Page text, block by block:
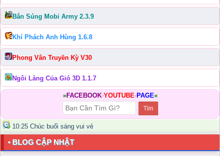
Bắn Súng Mobi Army 2.3.9
Khí Phách Anh Hùng 1.6.8
Phong Vân Truyền Kỳ V30
Ngôi Làng Của Gió 3D 1.1.7
»FACEBOOK-YOUTUBE-PAGE«
10:25 Chúc buổi sáng vui vẻ
• BLOG CẬP NHẬT